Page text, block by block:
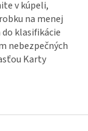
v kúpeli,
na menej
klasifikácie
nebezpečných
Karty